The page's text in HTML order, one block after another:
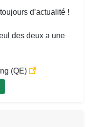
d’actualité !
des deux a une
(QE)